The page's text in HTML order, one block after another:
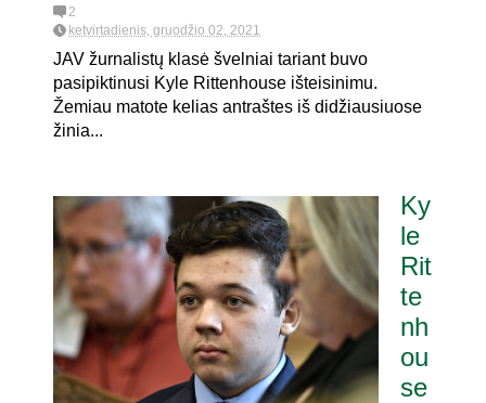
2
ketvirtadienis, gruodžio 02, 2021
JAV žurnalistų klasė švelniai tariant buvo
pasipiktinusi Kyle Rittenhouse išteisinimu.
Žemiau matote kelias antraštes iš didžiausiuose
žinia...
Ky
le
Rit
te
nh
ou
se